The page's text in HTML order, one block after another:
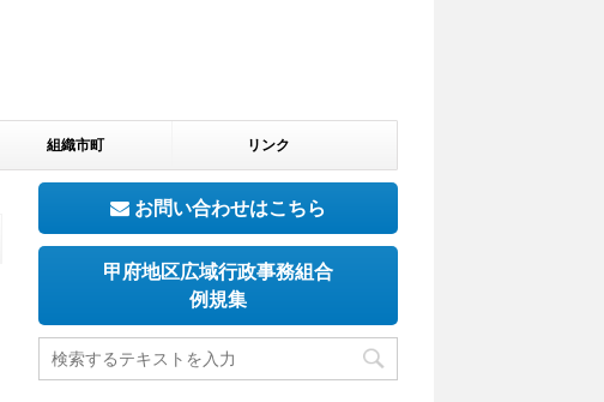
組織市町 リンク
お問い合わせはこちら
甲府地区広域行政事務組合
例規集